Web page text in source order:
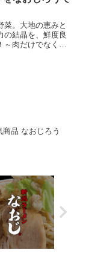
菜。大地の恵みと
の結晶を、鮮度良
～肉だけでなく野
商品 なおじろう